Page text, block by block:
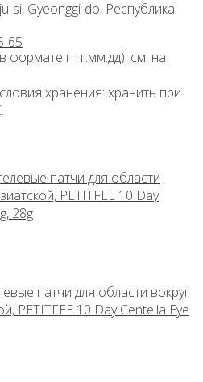
65
si, Gyeonggi-do, Республика
гггг.мм.дд): см. на
хранения: хранить при
патчи для области вокруг
PETITFEE 10 Day Centella Eye